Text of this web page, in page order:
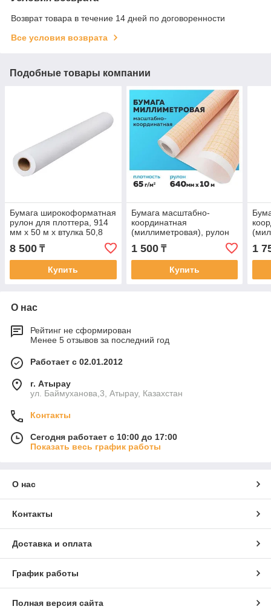
Возврат товара в течение 14 дней по договоренности
Все условия возврата
Подобные товары компании
Бумага широкоформатная
рулон для плоттера, 914
мм х 50 м х втулка 50,8
мм, 80 г/м2, белизна CIE
146%
8 500 ₸
Купить
Бумага масштабно-
координатная
(миллиметровая), рулон
640 мм х 10 м,
оранжевая, 65 г/м2,
STAFF
1 500₸
Купить
1
О нас
Рейтинг не сформирован
Менее 5 отзывов за последний год
Работает с 02.01.2012
г. Атырау
ул. Баймуханова,3, Атырау, Казахстан
Контакты
Сегодня работает с 10:00 до 17:00
Показать весь график работы
О нас
Контакты
Доставка и оплата
График работы
Полная версия сайта